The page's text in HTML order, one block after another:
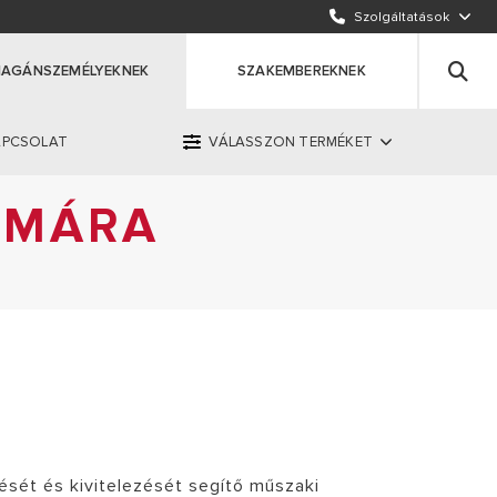
Szolgáltatások
VÁLASSZON TERMÉKET
SZAKEMBEREKNEK
és kivitelezését segítő műszaki